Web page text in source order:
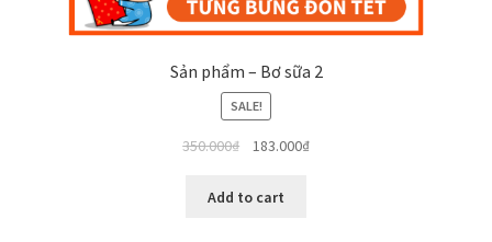
Sản phẩm – Bơ sữa 2
SALE!
350.000₫ 183.000₫
Add to cart